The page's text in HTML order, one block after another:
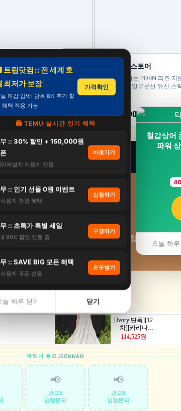
의맛집
고 유기농 스페인 올리브오일 냉
엑스트라 버진 피쿠알 올리브유
2개
원
34,900원
CJ웰케어 스토어
CJ 이너비 먹는 PDRN 리즈 저
쉬콜라겐 히알루론산 뮤신 스
14포, 3개
47%59,900원
찰·템플스테이 추천. 근처 사찰 체험·후기. · 최저
파트너 광고JEONNAM
📢
광고5
입점문의
📢
광고6
입점문의
트립닷컴 :: 전 세계 호
최저가 보장
마감 임박! 단독 8% 추가 할
혜택 적용 가능
가격확인
🛍️ TEMU 실시간 인기 혜택
:: 30% 할인 + 150,000원
/재설치 사용자 전용
바로가기
:: 인기 선물 0원 이벤트
용자 한정 혜택
신청하기
:: 초특가 특별 세일
90% 할인 진행 중
구경하기
:: SAVE BIG 모든 혜택
용자 쿠폰 번들
모두받기
늘 하루 닫기 닫기
철갑상어
파워
오늘 하루